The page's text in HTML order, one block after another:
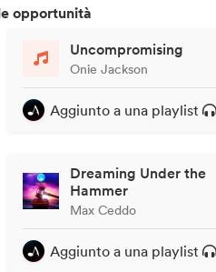
opportunità
Uncompromising
Onie Jackson
Aggiunto a una playlist
Dreaming Under the
Hammer
Max Ceddo
Aggiunto a una playlist